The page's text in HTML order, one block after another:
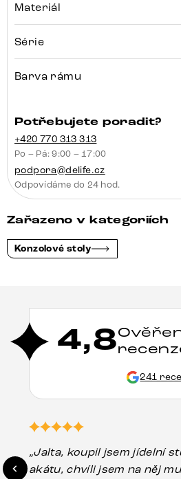
Materiál
Série
Barva rámu
Potřebujete poradit?
+420 770 313 313
Po – Pá: 9:00 – 17:00
podpora@delife.cz
Odpovídáme do 24 hod.
Zařazeno v kategoriích
Konzolové stoly
4,8
241
„Jalta, koupil jsem jídelní
akátu, chvíli jsem na něj